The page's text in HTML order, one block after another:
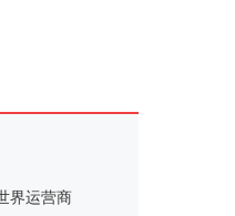
界运营商